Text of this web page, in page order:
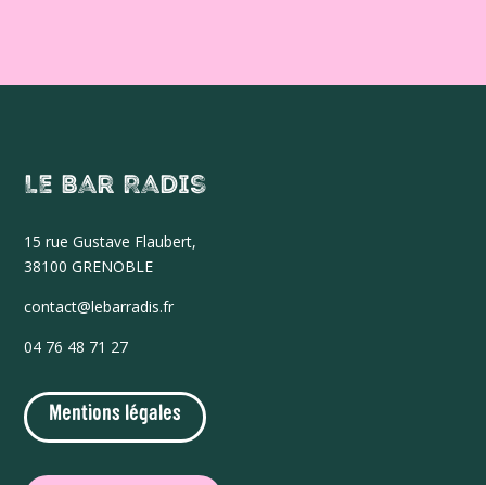
Le Bar Radis
15 rue Gustave Flaubert,
38100 GRENOBLE
contact@lebarradis.fr
04 76 48 71 27
Mentions légales